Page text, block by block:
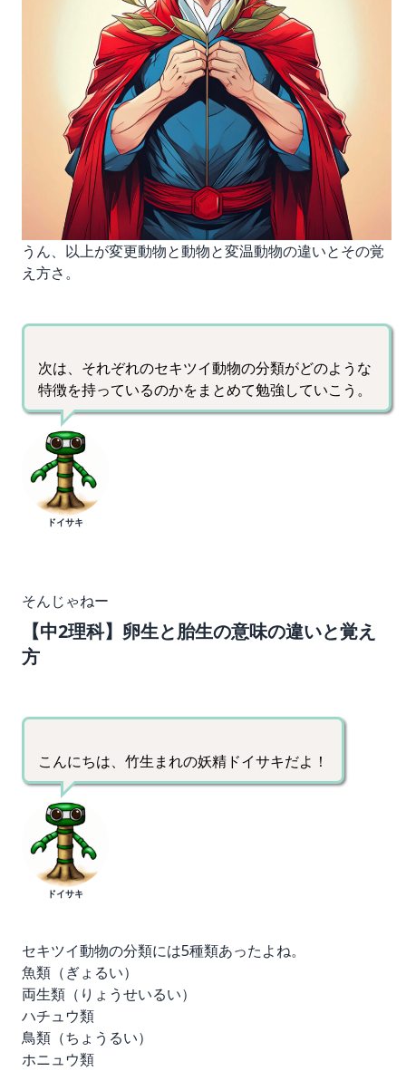
うん、以上が変更動物と動物と変温動物の違いとその覚
え方さ。
次は、それぞれのセキツイ動物の分類がどのような
特徴を持っているのかをまとめて勉強していこう。
ドイサキ
そんじゃねー
【中2理科】卵生と胎生の意味の違いと覚え
方
こんにちは、竹生まれの妖精ドイサキだよ！
ドイサキ
セキツイ動物の分類には5種類あったよね。
魚類（ぎょるい）
両生類（りょうせいるい）
ハチュウ類
鳥類（ちょうるい）
ホニュウ類